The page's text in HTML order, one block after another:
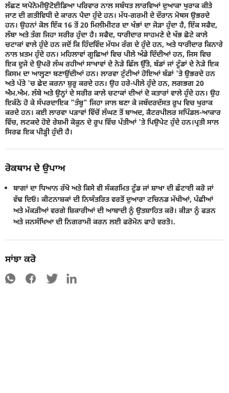
ਲੱਛਣ ਯਪੋਨੋਮੀਉਟੋਈਡਿਆ ਪਰਿਵਾਰ ਨਾਲ ਸਬੰਧਤ ਲਾਰਵਿਆਂ ਦੁਆਕਾ ਖੁਰਾਕ ਕੀਤੇ
ਜਾਣ ਦੀ ਗਤੀਵਿਧੀ ਦੇ ਕਾਰਨ ਪੈਦਾ ਹੁੰਦੇ ਹਨ। ਮੱਧ-ਗਰਮੀ ਦੇ ਦੌਰਾਨ ਮੋਥਸ ਉਭਰਦੇ
ਹਨ। ਉਹਨਾਂ ਕੋਲ ਇੱਕ 16 ਤੋਂ 20 ਮਿਲੀਮੀਟਰ ਦਾ ਖੰਭਾਂ ਦਾ ਜੋੜਾ ਹੁੰਦਾ ਹੈ, ਇੱਕ ਸਫੈਦ,
ਲੰਬਾ ਅਤੇ ਤੰਗ ਜਿਹਾ ਸਰੀਰ ਹੁੰਦਾ ਹੈ। ਸਫੈਦ, ਧਾਰੀਦਾਰ ਸਾਹਮਣੇ ਦੇ ਖੰਭ ਛੋਟੇ ਕਾਲੇ
ਚਟਾਕਾਂ ਵਾਲੇ ਹੁੰਦੇ ਹਨ ਜਦੋਂ ਕਿ ਹਿੰਦਵਿੰਦ ਮੱਧਮ ਰੰਗ ਦੇ ਹੁੰਦੇ ਹਨ, ਅਤੇ ਧਾਰੀਦਾਰ ਕਿਨਾਰੇ
ਨਾਲ ਖ਼ਤਮ ਹੁੰਦੇ ਹਨ। ਮਹਿਲਾਵਾਂ ਗੂਛਿਆਂ ਵਿਚ ਪੀਲੇ ਅੰਡੇ ਦਿੰਦੀਆਂ ਹਨ, ਜਿਸ ਵਿਚ
ਇਕ ਦੂਜੇ ਦੇ ਉਪਰੋ ਲੰਘ ਰਹੀਆਂ ਸਾਖਾਵਾਂ ਦੇ ਨੇੜੇ ਛਿੱਲ ਉੱਤੇ, ਬੱਡਾਂ ਜਾਂ ਟੂੰਡਾਂ ਦੇ ਨੇੜੇ ਇਕ
ਕਿਸਮ ਦਾ ਆਲ੍ਹਣਾ ਬਣਾਉਂਦੀਆਂ ਹਨ। ਲਾਰਵਾ ਟੁੱਟੀਆਂ ਹੋਇਆਂ ਬੱਡਾਂ 'ਤੇ ਉਭਰਦੇ ਹਨ
ਅਤੇ ਪੱਤੇ 'ਚ ਛੇਦ ਕਰਨਾ ਸ਼ੁਰੂ ਕਰਦੇ ਹਨ। ਉਹ ਹਰੇ-ਪੀਲੇ ਹੁੰਦੇ ਹਨ, ਲਗਭਗ 20
ਐਮ.ਐਮ. ਲੰਬੇ ਅਤੇ ਉਨ੍ਹਾਂ ਦੇ ਸਰੀਰ ਕਾਲੇ ਚਟਾਕਾਂ ਦੀਆਂ ਦੋ ਕਤਾਰਾਂ ਵਾਲੇ ਹੁੰਦੇ ਹਨ। ਉਹ
ਇਕੱਠੇ ਹੋ ਕੇ ਸੰਪਰਦਾਇਕ "ਤੰਬੂ" ਜਿਹਾ ਜਾਲ ਬਣਾ ਕੇ ਜਬੱਦਰਦੱਸਤ ਰੂਪ ਵਿਚ ਖੁਰਾਕ
ਕਰਦੇ ਹਨ। ਕਈ ਲਾਰਵਾ ਪੜਾਵਾਂ ਵਿੱਚੋਂ ਲੰਘਣ ਤੋਂ ਬਾਅਦ, ਕੈਟਰਪੀਲਰ ਸਪਿੰਡਲ-ਆਕਾਰ
ਵਿੱਚ, ਲਟਕਦੇ ਹੋਏ ਰੇਸ਼ਮੀ ਕੋਕੂਨ ਦੇ ਰੂਪ ਵਿੱਚ ਪੱਤੀਆਂ 'ਤੇ ਪਿਉਪੇਟ ਹੁੰਦੇ ਹਨ।ਪ੍ਰਤੀ ਸਾਲ
ਸਿਰਫ ਇਕ ਪੀੜ੍ਹੀ ਹੁੰਦੀ ਹੈ।
ਰੋਕਥਾਮ ਦੇ ਉਪਾਅ
ਬਾਗਾਂ ਦਾ ਧਿਆਨ ਰੱਖੋ ਅਤੇ ਕਿਸੇ ਵੀ ਸੰਕਰਮਿਤ ਟੂੰਡ ਜਾਂ ਸ਼ਾਖਾ ਦੀ ਛੰਟਾਈ ਕਰੋ ਜਾਂ
ਵੱਢ ਦਿਓ। ਕੀਟਨਾਸ਼ਕਾਂ ਦੀ ਨਿਯੰਤਰਿਤ ਵਰਤੋਂ ਦੁਆਰਾ ਟਚਿਨਡ ਮੱਖੀਆਂ, ਪੰਛੀਆਂ
ਅਤੇ ਮੱਕੜੀਆਂ ਵਰਗੇ ਸ਼ਿਕਾਰੀਆਂ ਦੀ ਆਬਾਦੀ ਨੂੰ ਉਤਸ਼ਾਹਿਤ ਕਰੋ। ਕੀੜਾ ਨੂੰ ਫੜਨ
ਅਤੇ ਜਨਸੰਖਿਆ ਦੀ ਨਿਗਰਾਮੀ ਕਰਨ ਲਈ ਫਰੋਮੋਨ ਫਾਹੇ ਵਰਤੋ।.
ਸਾਂਝਾ ਕਰੋ